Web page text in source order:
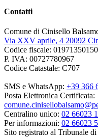
Contatti
Comune di Cinisello
Via XXV aprile, 4 20092
Codice fiscale: 01971350150
P. IVA: 00727780967
Codice Catastale: C707
SMS e WhatsApp: +39 366
Posta Elettronica Certificata:
Centralino unico: 02 66023 1
Per informazioni: 02 66023
Sito registrato al Tribunale